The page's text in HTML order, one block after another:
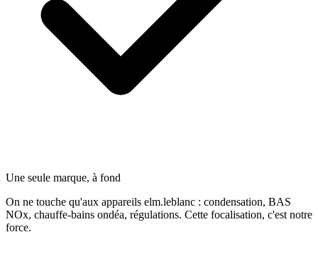
Une seule marque, à fond
On ne touche qu'aux appareils elm.leblanc : condensation, BAS
NOx, chauffe-bains ondéa, régulations. Cette focalisation, c'est notre
force.